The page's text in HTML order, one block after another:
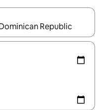
navigiere mit den